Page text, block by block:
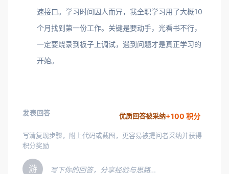
速接口。学习时间因人而异，我全职学习用了大概10
个月找到第一份工作。关键是要动手，光看书不行，
一定要烧录到板子上调试，遇到问题才是真正学习的
开始。
发表回答 优质回答被采纳+100 积分
写清复现步骤，附上代码或截图，更容易被提问者采纳并获得
积分奖励
游 写下你的回答，分享经验与思路…